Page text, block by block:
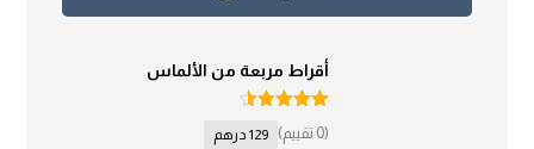
أقراط مربعة من الألماس
4.50من 5 (0 تقييم) 129 درهم